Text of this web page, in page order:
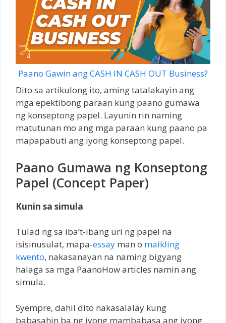
Paano Gawin ang CASH IN CASH OUT Business?
Dito sa artikulong ito, aming tatalakayin ang
mga epektibong paraan kung paano gumawa
ng konseptong papel. Layunin rin naming
matutunan mo ang mga paraan kung paano pa
mapapabuti ang iyong konseptong papel.
Paano Gumawa ng Konseptong
Papel (Concept Paper)
Kunin sa simula
Tulad ng sa iba’t-ibang uri ng papel na
isisinusulat, mapa-essay man o maikling
kwento, nakasanayan na naming bigyang
halaga sa mga PaanoHow articles namin ang
simula.
Syempre, dahil dito nakasalalay kung
babasahin ba ng iyong mambabasa ang iyong